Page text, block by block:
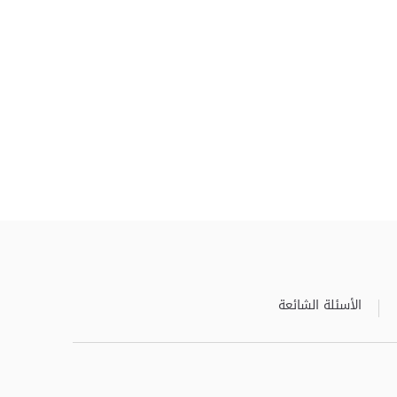
الأسئلة الشائعة